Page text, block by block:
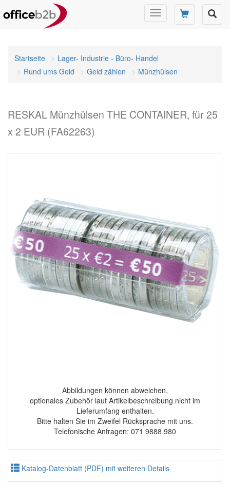
Navigation
umschalten
Startseite
Lager- Industrie - Büro- Handel
Rund ums Geld
Geld zählen Münzhülsen
RESKAL Münzhülsen THE CONTAINER, für 25
x 2 EUR (FA62263)
Abbildungen können abweichen,
optionales Zubehör laut Artikelbeschreibung nicht im
Lieferumfang enthalten.
Bitte halten Sie im Zweifel Rücksprache mit uns.
Telefonische Anfragen: 071 9888 980
Katalog-Datenblatt (PDF) mit weiteren Details